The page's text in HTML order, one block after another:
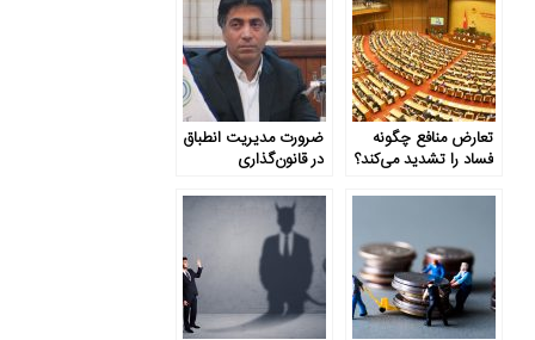
تعارض منافع چگونه
فساد را تشدید می‌کند؟
ضرورت مدیریت انطباق
در قانون‌گذاری